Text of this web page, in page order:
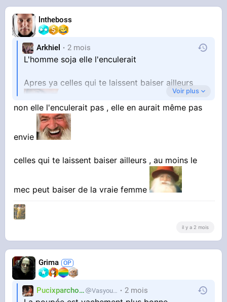
Vous pensez qu'il y a un message derrière ?
lntheboss
Arkhiel 2 mois
L'homme soja elle l'enculerait
Apres ya celles qui te laissent baiser ailleurs
Voir plus
non elle l'enculerait pas , elle en aurait même pas
envie
celles qui te laissent baiser ailleurs , au moins le
mec peut baiser de la vraie femme
il y a 2 mois
Grima
Pucixparchoix Vasyouioui_ 2 mois